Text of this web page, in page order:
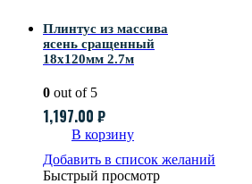
Плинтус из массива
ясень сращенный
18х120мм 2.7м
0 out of 5
1,197.00 ₽
В корзину
Добавить в список желаний
Быстрый просмотр